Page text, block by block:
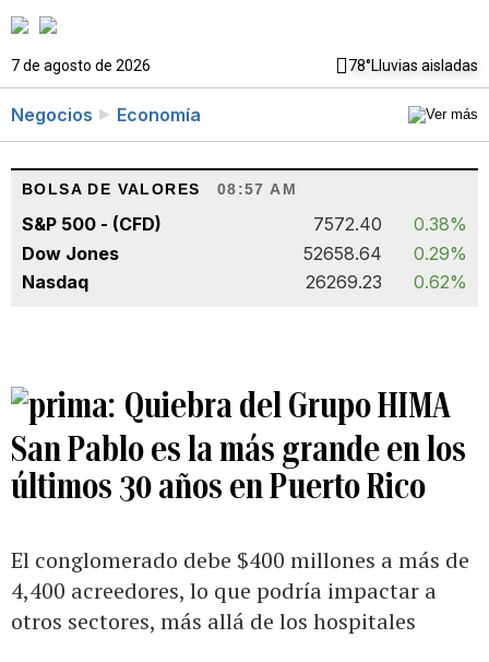
7 de agosto de 2026 78°Lluvias aisladas
Negocios Economía
BOLSA DE VALORES 08:57 AM
S&P 500 - (CFD) 7572.40
0.38%
Dow Jones
52658.64
0.29%
Nasdaq
26269.23 0.62%
Quiebra del Grupo HIMA
San Pablo es la más grande en los
últimos 30 años en Puerto Rico
El conglomerado debe $400 millones a más de
4,400 acreedores, lo que podría impactar a
otros sectores, más allá de los hospitales